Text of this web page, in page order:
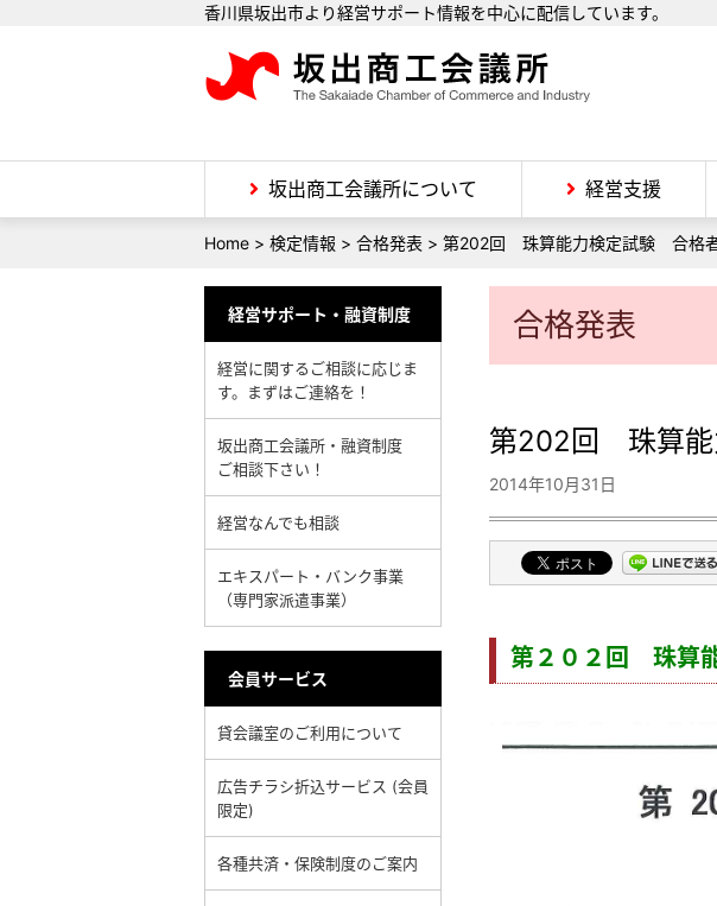
香川県坂出市より経営サポート情報を中心に配信しています。
坂出商工会議所について 経営支援
Home > 検定情報 > 合格発表 > 第202回 珠算能力検定試験 合格
合格発表
第202回 珠算
2014年10月31日
第２０２回 珠算
経営サポート・融資制度
経営に関するご相談に応じま
す。まずはご連絡を！
坂出商工会議所・融資制度
ご相談下さい！
経営なんでも相談
エキスパート・バンク事業
（専門家派遣事業）
会員サービス
貸会議室のご利用について
広告チラシ折込サービス (会員
限定)
各種共済・保険制度のご案内